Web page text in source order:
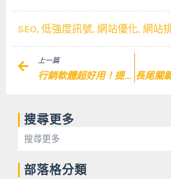
SEO, 低強度訊號, 網站優化, 網站
Prev上一篇
行銷軟體超好用！提升企業競爭力的關鍵選擇
搜尋更多
Search
部落格分類